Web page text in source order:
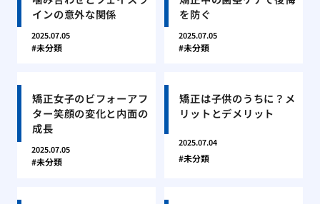
インの意外な関係
2025.07.05
未分類
を防ぐ
2025.07.05
未分類
矯正女子のビフォーアフ
ター笑顔の変化と内面の
成長
2025.07.05
未分類
矯正は子供のうちに？メ
リットとデメリット
2025.07.04
未分類